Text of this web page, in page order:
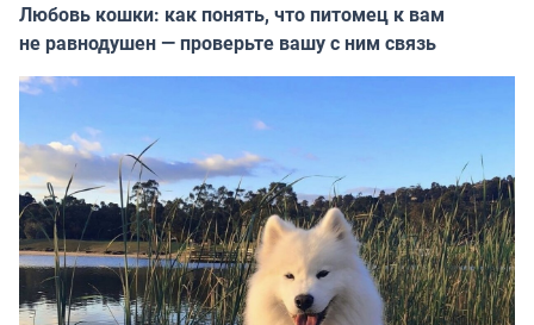
Любовь кошки: как понять, что питомец к вам
не равнодушен — проверьте вашу с ним связь